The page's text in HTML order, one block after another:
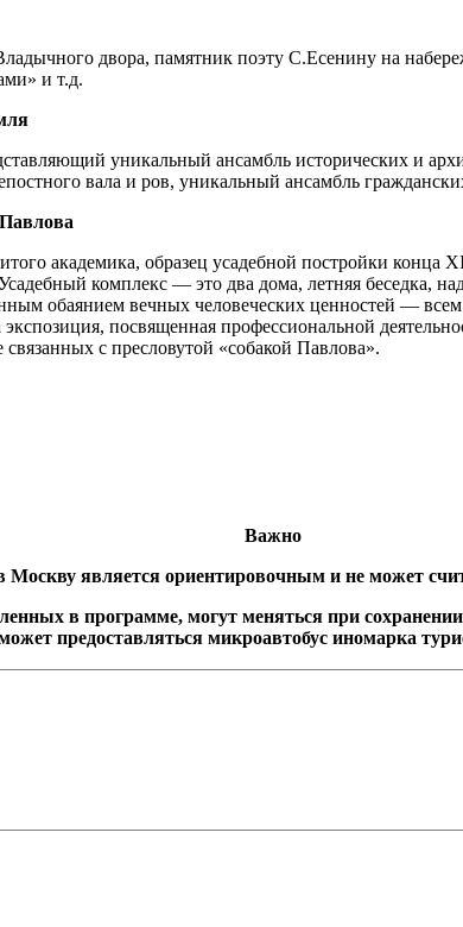
двора, памятник поэту С.Есенину на
и т.д.
уникальный ансамбль исторических и
вала и ров, уникальный ансамбль
академика, образец усадебной постройки конца
комплекс — это два дома, летняя беседка,
обаянием вечных человеческих ценностей — всем
посвященная профессиональной
с пресловутой «собакой Павлова».
Важно
является ориентировочным и не может
в программе, могут меняться при
предоставляться микроавтобус иномарка